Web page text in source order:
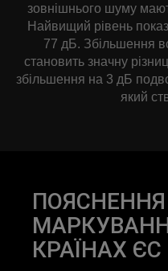
зовнішнього шуму
Найвищий рівень
77 дБ. Збільшення
становить значну
збільшення на 3 дБ
який
КРАЇНАХ ЄС